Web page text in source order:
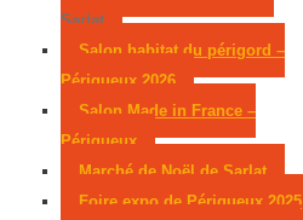
Sarlat
Salon habitat du périgord –
Périgueux 2026
Salon Made in France –
Périgueux
Marché de Noël de Sarlat
Foire expo de Périgueux 2025